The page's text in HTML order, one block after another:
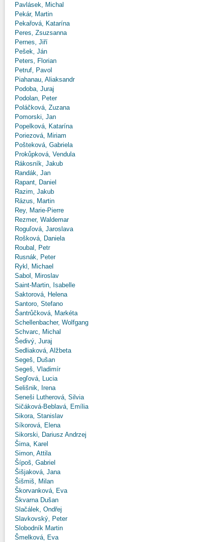
Pavlásek, Michal
Pekár, Martin
Pekařová, Katarína
Peres, Zsuzsanna
Pernes, Jiří
Pešek, Ján
Peters, Florian
Petruf, Pavol
Piahanau, Aliaksandr
Podoba, Juraj
Podolan, Peter
Poláčková, Zuzana
Pomorski, Jan
Popelková, Katarína
Poriezová, Miriam
Pošteková, Gabriela
Prokůpková, Vendula
Rákosník, Jakub
Randák, Jan
Rapant, Daniel
Razim, Jakub
Rázus, Martin
Rey, Marie-Pierre
Rezmer, Waldemar
Roguľová, Jaroslava
Rošková, Daniela
Roubal, Petr
Rusnák, Peter
Rykl, Michael
Sabol, Miroslav
Saint-Martin, Isabelle
Saktorová, Helena
Santoro, Stefano
Šantrůčková, Markéta
Schellenbacher, Wolfgang
Schvarc, Michal
Šedivý, Juraj
Sedliaková, Alžbeta
Segeš, Dušan
Segeš, Vladimír
Segľová, Lucia
Selišnik, Irena
Seneši Lutherová, Silvia
Sičáková-Beblavá, Emília
Sikora, Stanislav
Síkorová, Elena
Sikorski, Dariusz Andrzej
Šima, Karel
Simon, Attila
Šípoš, Gabriel
Šišjaková, Jana
Šišmiš, Milan
Škorvanková, Eva
Škvarna Dušan
Slačálek, Ondřej
Slavkovský, Peter
Slobodník Martin
Šmelková, Eva